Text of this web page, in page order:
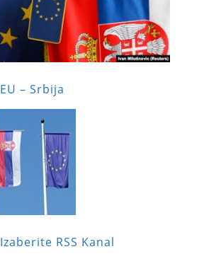
EU – Srbija
Izaberite RSS Kanal